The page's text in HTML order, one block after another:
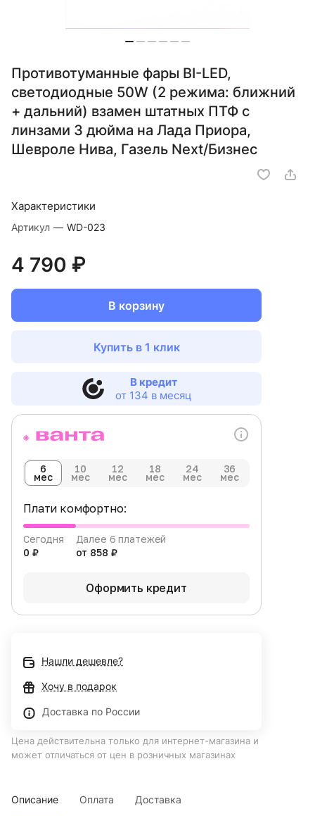
Противотуманные фары BI-LED,
светодиодные 50W (2 режима: ближний
+ дальний) взамен штатных ПТФ с
линзами 3 дюйма на Лада Приора,
Шевроле Нива, Газель Next/Бизнес
Характеристики
Артикул — WD-023
4 790 ₽
В корзину
Купить в 1 клик
В кредит
от 134 в месяц
6
мес
10
мес
12
мес
18
мес
24
мес
36
мес
Плати комфортно:
Сегодня
0 ₽
Далее 6 платежей
от 858 ₽
Оформить кредит
Нашли дешевле?
Хочу в подарок
Доставка по России
Цена действительна только для интернет-магазина и
может отличаться от цен в розничных магазинах
Описание Оплата Доставка